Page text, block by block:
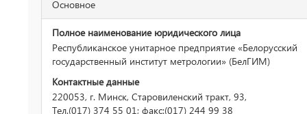
Основное
Полное наименование юридического лица
Республиканское унитарное предприятие «Белорусский
государственный институт метрологии» (БелГИМ)
Контактные данные
220053, г. Минск, Старовиленский тракт, 93,
Тел.(017) 374 55 01; факс:(017) 244 99 38